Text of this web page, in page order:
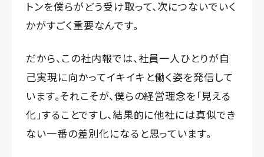
トンを僕らがどう受け取って、次につないでいく
かがすごく重要なんです。
だから、この社内報では、社員一人ひとりが自
己実現に向かってイキイキと働く姿を発信して
います。それこそが、僕らの経営理念を「見える
化」することですし、結果的に他社には真似でき
ない一番の差別化になると思っています。